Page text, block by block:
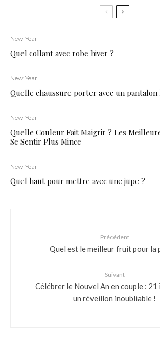
New Year
Quel collant avec robe hiver ?
New Year
Quelle chaussure porter avec un
New Year
Quelle Couleur Fait Maigrir ? Les
Se Sentir Plus Mince
New Year
Quel haut pour mettre avec une jupe ?
Précédent
Quel est le meilleur fruit pour la
Suivant
Célébrer le Nouvel An en couple : 21
un réveillon inoubliable !